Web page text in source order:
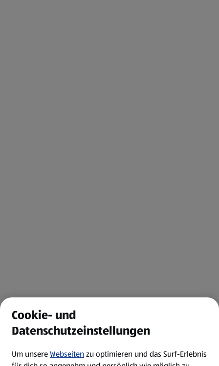
Cookie- und
Datenschutzeinstellungen
Um unsereWebseitenzu optimieren und das Surf-Erlebnis